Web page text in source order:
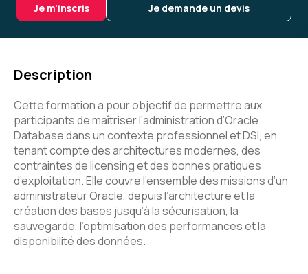
Je m'inscris Je demande un devis
Description
Cette formation a pour objectif de permettre aux
participants de maîtriser l’administration d’Oracle
Database dans un contexte professionnel et DSI, en
tenant compte des architectures modernes, des
contraintes de licensing et des bonnes pratiques
d’exploitation. Elle couvre l’ensemble des missions d’un
administrateur Oracle, depuis l’architecture et la
création des bases jusqu’à la sécurisation, la
sauvegarde, l’optimisation des performances et la
disponibilité des données.